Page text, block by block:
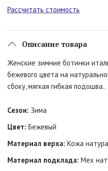
Рассчитать стоимость
Описание товара
Женские зимние ботинки
бежевого цвета на
сбоку, мягкая гибкая подошва..
Сезон: Зима
Цвет: Бежевый
Материал верха: Кожа
Материал подклада: Мех